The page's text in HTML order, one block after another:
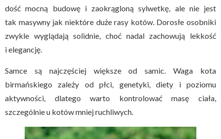
dość mocną budowę i zaokrągloną sylwetkę, ale nie jest
tak masywny jak niektóre duże rasy kotów. Dorosłe osobniki
zwykle wyglądają solidnie, choć nadal zachowują lekkość
i elegancję.
Samce są najczęściej większe od samic. Waga kota
birmańskiego zależy od płci, genetyki, diety i poziomu
aktywności, dlatego warto kontrolować masę ciała,
szczególnie u kotów mniej ruchliwych.